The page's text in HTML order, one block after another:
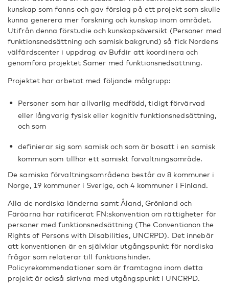
kunskap som fanns och gav förslag på ett projekt som skulle
kunna generera mer forskning och kunskap inom området.
Utifrån denna förstudie och kunskapsöversikt (Personer med
funktionsnedsättning och samisk bakgrund) så fick Nordens
välfärdscenter i uppdrag av Bufdir att koordinera och
genomföra projektet Samer med funktionsnedsättning.
Projektet har arbetat med följande målgrupp:
Personer som har allvarlig medfödd, tidigt förvärvad
eller långvarig fysisk eller kognitiv funktionsnedsättning,
och som
definierar sig som samisk och som är bosatt i en samisk
kommun som tillhör ett samiskt förvaltningsområde.
De samiska förvaltningsområdena består av 8 kommuner i
Norge, 19 kommuner i Sverige, och 4 kommuner i Finland.
Alla de nordiska länderna samt Åland, Grönland och
Färöarna har ratificerat FN:skonvention om rättigheter för
personer med funktionsnedsättning (The Conventionon the
Rights of Persons with Disabilities, UNCRPD). Det innebär
att konventionen är en självklar utgångspunkt för nordiska
frågor som relaterar till funktionshinder.
Policyrekommendationer som är framtagna inom detta
projekt är också skrivna med utgångspunkt i UNCRPD.